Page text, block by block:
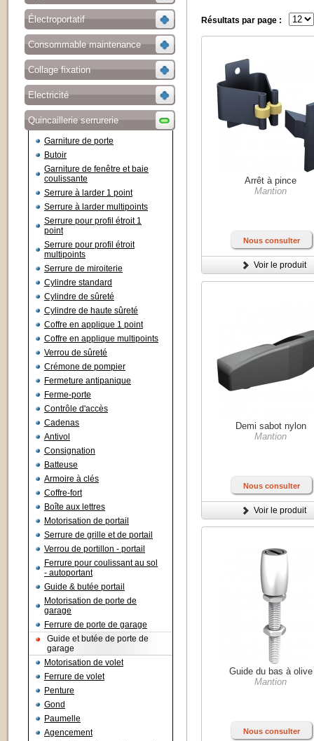
Électroportatif
Consommable maintenance
Collage fixation
Electricité
Quincaillerie serrurerie
Garniture de porte
Butoir
Garniture de fenêtre et baie
coulissante
Serrure à larder 1 point
Serrure à larder multipoints
Serrure pour profil étroit 1
point
Serrure pour profil étroit
multipoints
Serrure de miroiterie
Cylindre standard
Cylindre de sûreté
Cylindre de haute sûreté
Coffre en applique 1 point
Coffre en applique multipoints
Verrou de sûreté
Crémone de pompier
Fermeture antipanique
Ferme-porte
Contrôle d'accès
Cadenas
Antivol
Consignation
Batteuse
Armoire à clés
Coffre-fort
Boîte aux lettres
Motorisation de portail
Serrure de grille et de portail
Verrou de portillon - portail
Ferrure pour coulissant au sol
- autoportant
Guide & butée portail
Motorisation de porte de
garage
Ferrure de porte de garage
Guide et butée de porte de
garage
Motorisation de volet
Ferrure de volet
Penture
Gond
Paumelle
Agencement
Résultats par page :
Arrêt à pince
Mantion
Nous consulter
Voir le produit
Demi sabot nylon
Mantion
Nous consulter
Voir le produit
Guide du bas à olive
Mantion
Nous consulter